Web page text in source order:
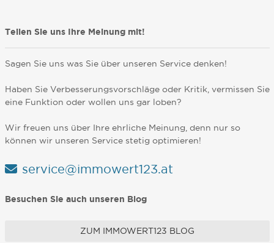
Teilen Sie uns Ihre Meinung mit!
Sagen Sie uns was Sie über unseren Service denken!
Haben Sie Verbesserungsvorschläge oder Kritik, vermissen Sie
eine Funktion oder wollen uns gar loben?
Wir freuen uns über Ihre ehrliche Meinung, denn nur so
können wir unseren Service stetig optimieren!
service@immowert123.at
Besuchen Sie auch unseren Blog
ZUM IMMOWERT123 BLOG